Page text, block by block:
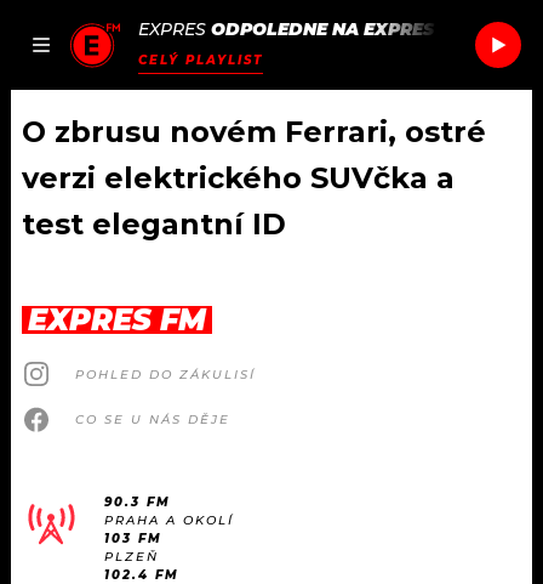
JAK
SEZNAM.CZ
EXPRES ODPOLEDNE NA EXPRES FM /
CELÝ PLAYLIST
AKTUÁLNĚ
HUDBA
#NEBUDUDOMA
KALENDÁŘ
PODCASTY
JAK NALADIT
APLIKACE
PROGRAM
SOUTĚŽE
O zbrusu novém Ferrari, ostré
verzi elektrického SUVčka a
test elegantní ID
EXPRES FM
POHLED DO ZÁKULISÍ
CO SE U NÁS DĚJE
90.3 FM
PRAHA A OKOLÍ
103 FM
PLZEŇ
102.4 FM